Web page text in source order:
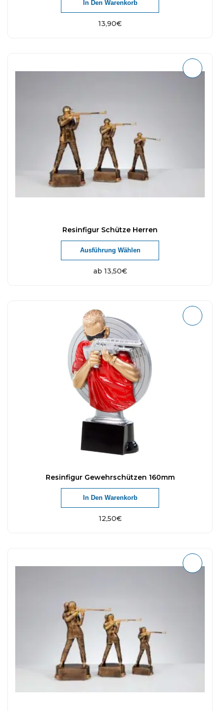
13,90€
In Den Warenkorb
Resinfigur Schütze Herren
ab 13,50€
Ausführung Wählen
Resinfigur Gewehrschützen 160mm
12,50€
In Den Warenkorb